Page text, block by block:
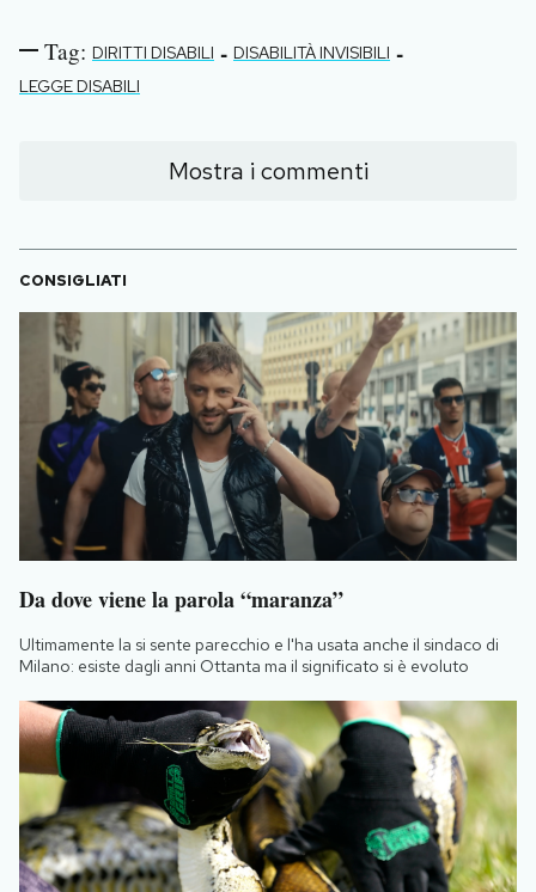
Tag: DIRITTI DISABILI - DISABILITÀ INVISIBILI -
LEGGE DISABILI
Mostra i commenti
CONSIGLIATI
Da dove viene la parola “maranza”
Ultimamente la si sente parecchio e l'ha usata anche il sindaco di
Milano: esiste dagli anni Ottanta ma il significato si è evoluto